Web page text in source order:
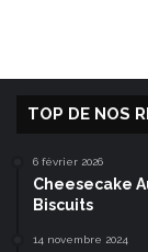
TOP DE NOS
6 février 2026
Cheesecake
Biscuits
14 novembre 2024